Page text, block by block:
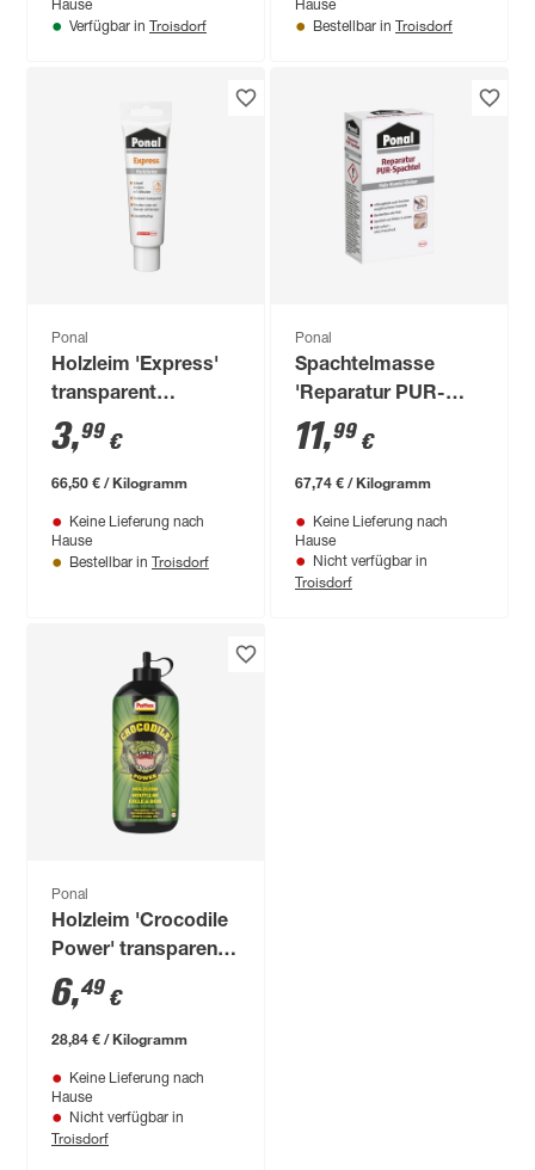
Hause
Verfügbar in Troisdorf
Hause
Bestellbar in Troisdorf
Ponal
Holzleim 'Express'
transparent
trocknend 60 g Tube
3,99 €
66,50 € / Kilogramm
Keine Lieferung nach
Hause
Bestellbar in Troisdorf
Ponal
Spachtelmasse
'Reparatur PUR-
Spachtel' Fichte hell
177 g
11,99 €
67,74 € / Kilogramm
Keine Lieferung nach
Hause
Nicht verfügbar in
Troisdorf
Ponal
Holzleim 'Crocodile
Power' transparent
225 g
6,49 €
28,84 € / Kilogramm
Keine Lieferung nach
Hause
Nicht verfügbar in
Troisdorf